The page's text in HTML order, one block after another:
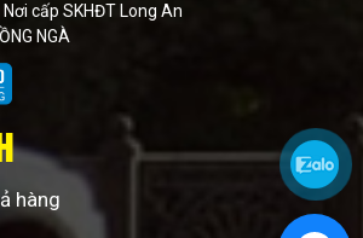
cấp SKHĐT Long An
NGÀ
hàng